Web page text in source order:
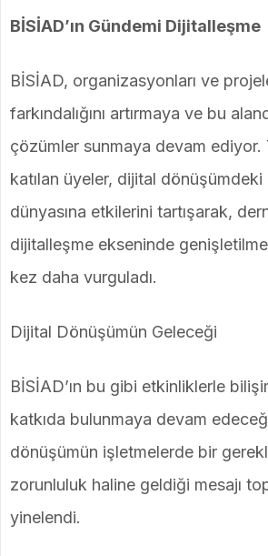
BİSİAD’ın Gündemi Dijitalleşme
BİSİAD, organizasyonları ve
farkındalığını artırmaya ve bu
çözümler sunmaya devam ediyor.
katılan üyeler, dijital
dünyasına etkilerini tartışarak,
dijitalleşme ekseninde
kez daha vurguladı.
Dijital Dönüşümün Geleceği
BİSİAD’ın bu gibi etkinliklerle
katkıda bulunmaya devam
dönüşümün işletmelerde bir
zorunluluk haline geldiği mesajı
yinelendi.